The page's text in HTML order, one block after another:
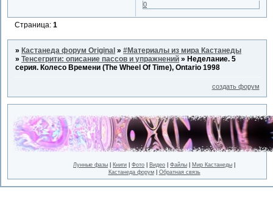
0
Страница:1
»Кастанеда форум Original »#Материалы из мира Кастанеды
»Тенсегрити: описание пассов и упражнений »Неделание. 5
серия. Колесо Времени (The Wheel Of Time), Ontario 1998
создать форум
Лунные фазы Книги Фото Видео Файлы Мир Кастанеды
Кастанеда форум| Обратная связь